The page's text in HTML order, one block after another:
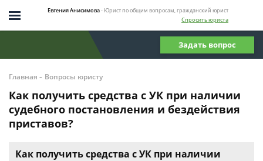
Евгения Анисимова- Юрист по общим вопросам, гражданский юрист
Спросить юриста
Задать вопрос
Главная - Вопросы юристу
Как получить средства с УК при наличии
судебного постановления и бездействия
приставов?
Как получить средства с УК при наличии